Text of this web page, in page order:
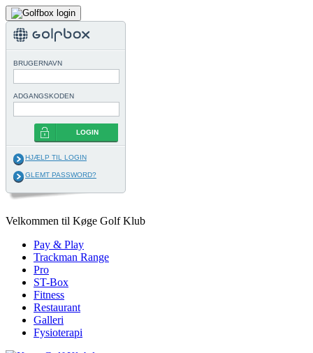
BRUGERNAVN
ADGANGSKODEN
LOGIN
HJÆLP TIL LOGIN
GLEMT PASSWORD?
Velkommen til Køge Golf Klub
Pay & Play
Trackman Range
Pro
ST-Box
Fitness
Restaurant
Galleri
Fysioterapi